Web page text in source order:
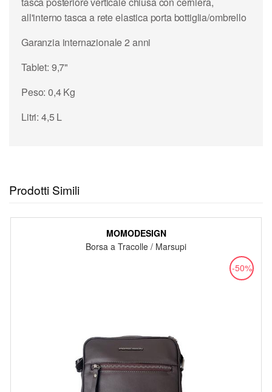
all'interno tasca a rete elastica porta bottiglia/ombrello
Garanzia internazionale 2 anni
Tablet: 9,7"
Peso: 0,4 Kg
Litri: 4,5 L
Prodotti Simili
MOMODESIGN
Borsa a Tracolle / Marsupi
-50%